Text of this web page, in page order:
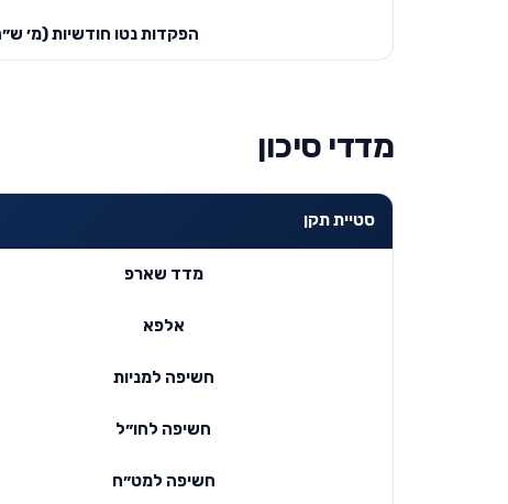
הפקדות נטו חודשיות (מ׳
מדדי סיכון
סטיית תקן
מדד שארפ
אלפא
חשיפה למניות
חשיפה לחו״ל
חשיפה למט״ח